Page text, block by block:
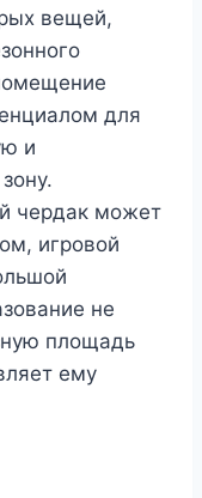
вещей,
для
и
чердак может
игровой
не
площадь
ему